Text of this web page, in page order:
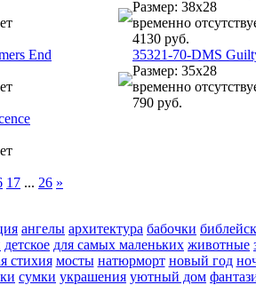
Размер: 38х28
временно
4130 руб.
End
35321-70-DMS
Размер: 35х28
временно
790 руб.
17 ... 26 »
ангелы архитектура бабочки
детское для самых маленьких животные
стихия мосты натюрморт новый год
сумки украшения уютный дом